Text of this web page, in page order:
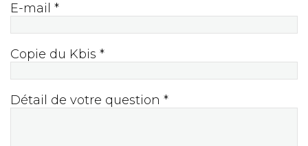
E-mail *
Copie du Kbis *
Détail de votre question *